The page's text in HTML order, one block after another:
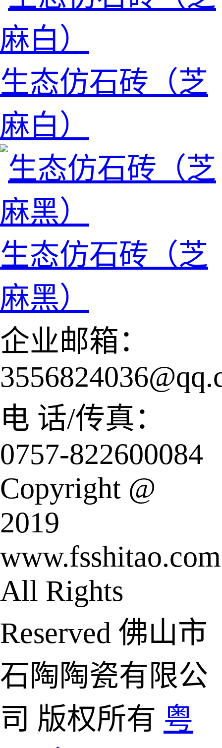
生态仿石砖（芝
麻白）
生态仿石砖（芝
麻黑）
企业邮箱：
电 话/传真：
0757-822600084
Copyright @
2019
www.fsshitao.com
All Rights
Reserved 佛山市
石陶陶瓷有限公
司 版权所有 粤